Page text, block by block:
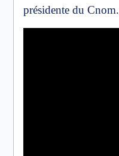
présidente du Cnom.